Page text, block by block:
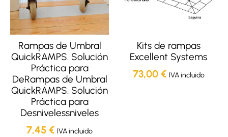
Rampas de Umbral
QuickRAMPS. Solución
Práctica para
DeRampas de Umbral
QuickRAMPS. Solución
Práctica para
Desnivelessniveles
7,45 € IVA incluido
Kits de rampas
Excellent Systems
73,00 € IVA incluido